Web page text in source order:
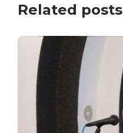
Related posts